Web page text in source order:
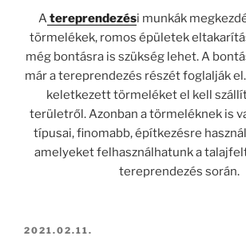
Atereprendezési munkák
törmelékek, romos épületek
még bontásra is szükség lehet. A
már a tereprendezés részét foglalják
keletkezett törmeléket el kell
területről. Azonban a törmeléknek is
típusai, finomabb, építkezésre
amelyeket felhasználhatunk a
tereprendezés során.
BEKÜLDVE:
2021.02.11.